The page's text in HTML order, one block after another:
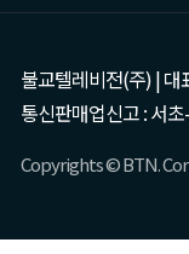
불교텔레비전(주) | 대
통신판매업신고 : 서
Copyrights © BTN.